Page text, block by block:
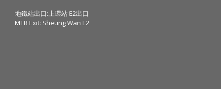
地鐵站出口:上環站 E2出口
MTR Exit: Sheung Wan E2